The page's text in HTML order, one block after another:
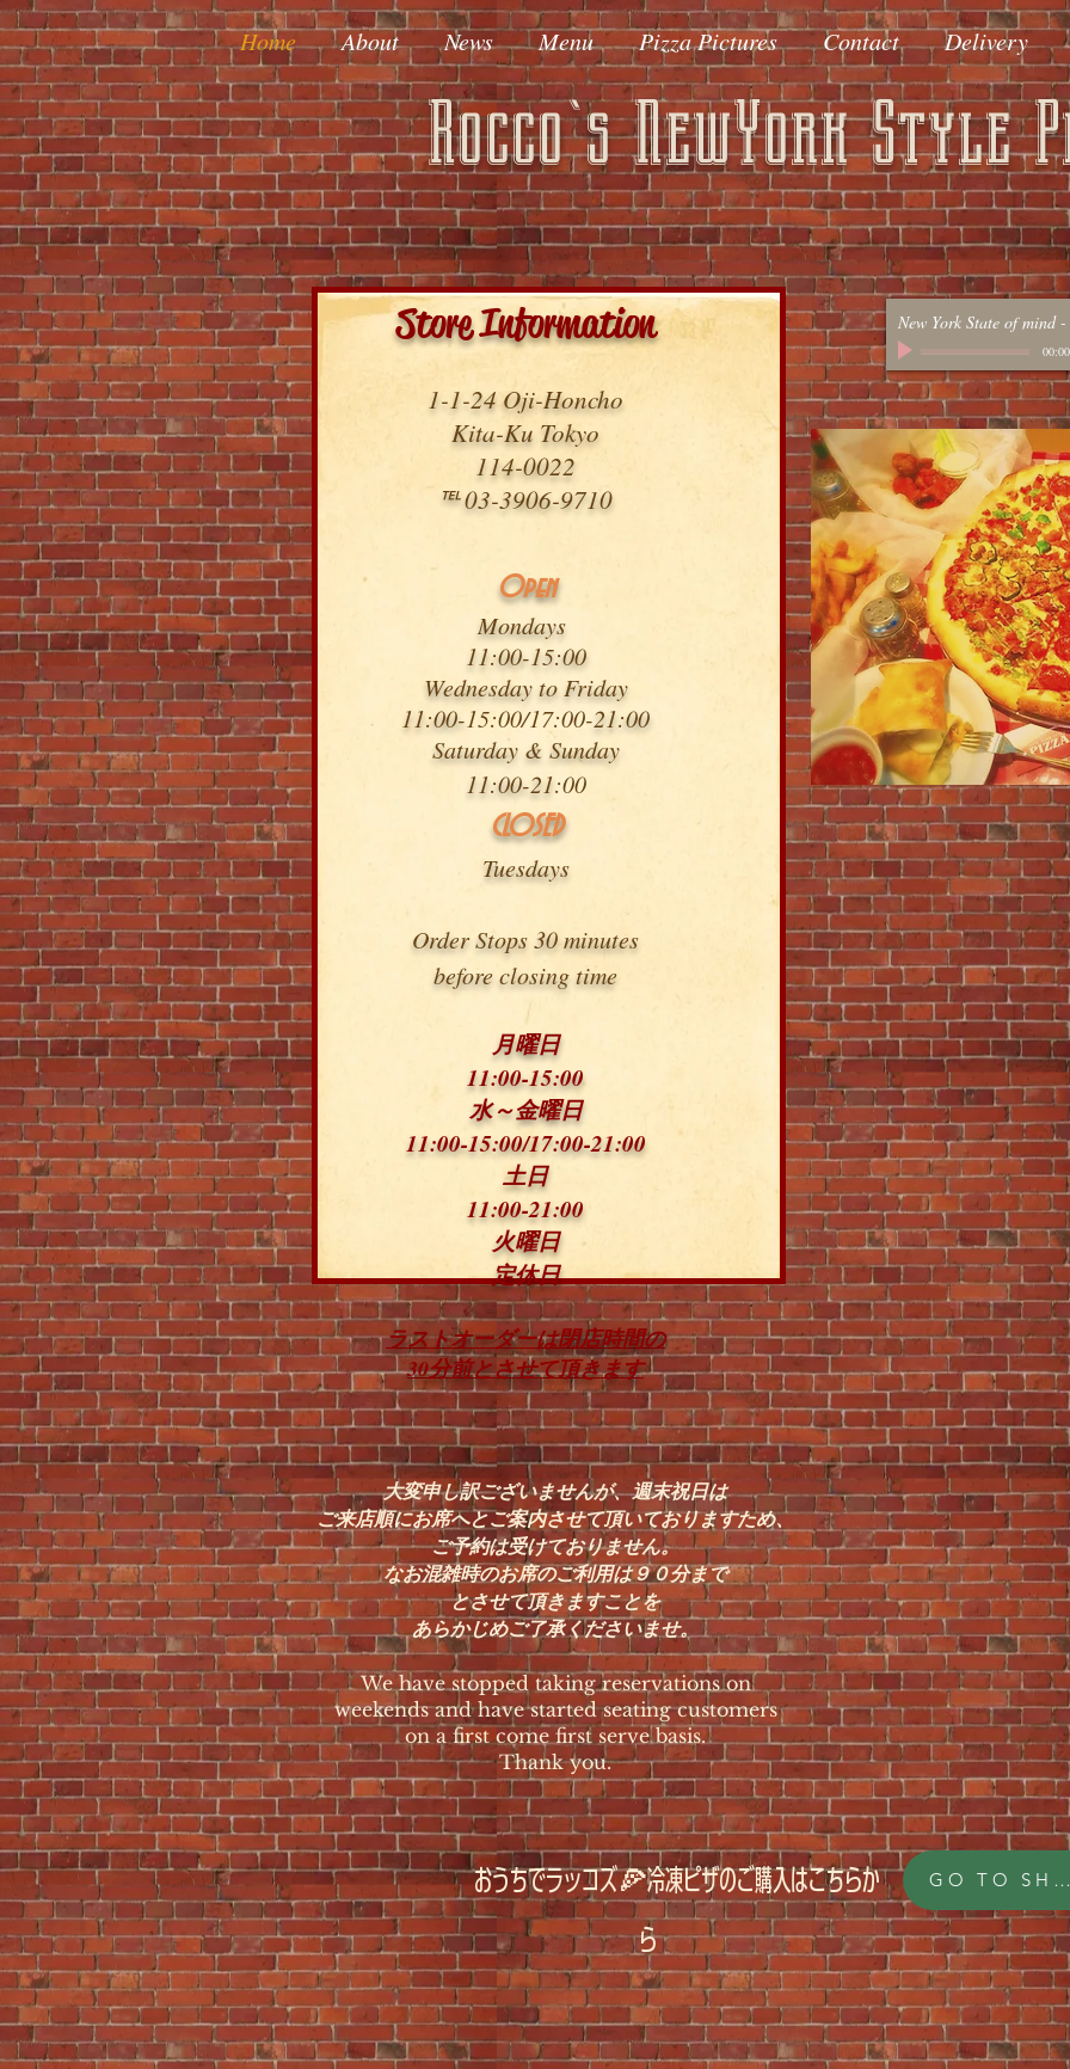
Home About News Menu Pizza Pictures Contact Delivery
Rocco`s NewYork Style
Store Information
1-1-24 Oji-Honcho
Kita-Ku Tokyo
114-0022
℡ 03-3906-9710
Open
Mondays
11:00-15:00
Wednesday to Friday
11:00-15:00/17:00-21:00
Saturday & Sunday
11:00-21:00
CLOSED
Tuesdays
Order Stops 30 minutes
before closing time
月曜日
11:00-15:00
水～金曜日
11:00-15:00/17:00-21:00
土日
11:00-21:00
火曜日
定休日
ラストオーダーは閉店時間の
30分前とさせて頂きます
New York State of mind-
00:00
大変申し訳ございませんが、週末祝日は
ご来店順にお席へとご案内させて頂いておりますため、
ご予約は受けておりません。
​なお混雑時のお席のご利用は９０分まで
とさせて頂きますことを
あらかじめご了承くださいませ。
We have stopped taking reservations on
weekends and have started seating customers
on a first come first serve basis.
Thank you.
おうちでラッコズ🍕冷凍ピザのご購入はこちらか
ら
GO TO SHOP